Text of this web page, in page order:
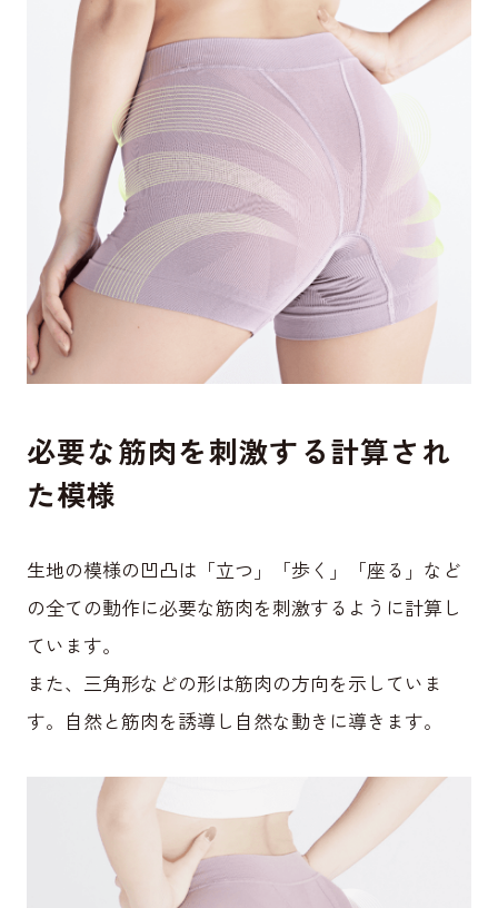
必要な筋肉を刺激する計算され
た模様
生地の模様の凹凸は「立つ」「歩く」「座る」など
の全ての動作に必要な筋肉を刺激するように計算し
ています。
また、三角形などの形は筋肉の方向を示していま
す。自然と筋肉を誘導し自然な動きに導きます。